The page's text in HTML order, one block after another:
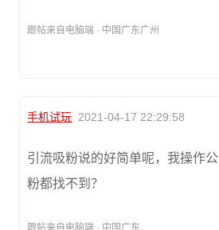
跟帖来自电脑端 · 中国广东广州
手机试玩 2021-04-17 22:29:58
引流吸粉说的好简单呢，我操作
粉都找不到？
跟帖来自电脑端 · 中国广东